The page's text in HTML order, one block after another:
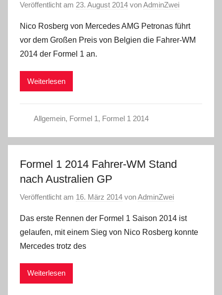
Veröffentlicht am 23. August 2014 vonAdminZwei
Nico Rosberg von Mercedes AMG Petronas führt
vor dem Großen Preis von Belgien die Fahrer-WM
2014 der Formel 1 an.
Weiterlesen
Allgemein, Formel 1, Formel 1 2014
Formel 1 2014 Fahrer-WM Stand
nach Australien GP
Veröffentlicht am 16. März 2014 vonAdminZwei
Das erste Rennen der Formel 1 Saison 2014 ist
gelaufen, mit einem Sieg von Nico Rosberg konnte
Mercedes trotz des
Weiterlesen